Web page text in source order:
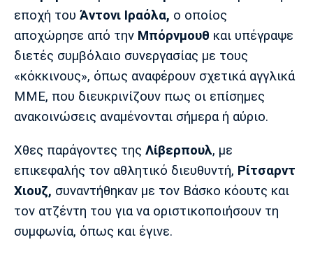
Πολιτισμός
Τραγούδια
Cine Spot
Running
Παρασκήνιο
Πρόγραμμα TV
Ιωνικός Κηφισιά Πανσερραϊκός
Μπαρτσελόνα
Ρεάλ
Μαδρίτης
Ατλέτικο
Μαδρίτης
Μάντσεστερ
Τσέλσι
εποχή του Άντονι Ιραόλα, ο οποίος
αποχώρησε από την Μπόρνμουθ και υπέγραψε
διετές συμβόλαιο συνεργασίας με τους
«κόκκινους», όπως αναφέρουν σχετικά αγγλικά
ΜΜΕ, που διευκρινίζουν πως οι επίσημες
ανακοινώσεις αναμένονται σήμερα ή αύριο.
Χθες παράγοντες της Λίβερπουλ, με
επικεφαλής τον αθλητικό διευθυντή, Ρίτσαρντ
Χιουζ, συναντήθηκαν με τον Βάσκο κόουτς και
τον ατζέντη του για να οριστικοποιήσουν τη
συμφωνία, όπως και έγινε.